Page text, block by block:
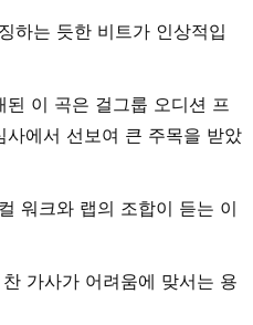
하는 듯한 비트가 인상적입
이 곡은 걸그룹 오디션 프
사에서 선보여 큰 주목을 받았
워크와 랩의 조합이 듣는 이
가사가 어려움에 맞서는 용